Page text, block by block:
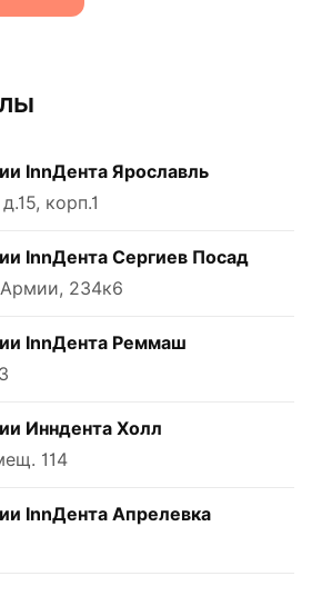
InnДента Ярославль
корп.1
InnДента Сергиев Посад
234к6
InnДента Реммаш
Инндента Холл
114
InnДента Апрелевка